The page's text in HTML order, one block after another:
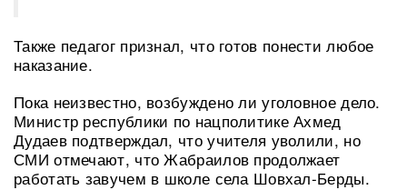
Также педагог признал, что готов понести любое
наказание.
Пока неизвестно, возбуждено ли уголовное дело.
Министр республики по нацполитике Ахмед
Дудаев подтверждал, что учителя уволили, но
СМИ отмечают, что Жабраилов продолжает
работать завучем в школе села Шовхал-Берды.